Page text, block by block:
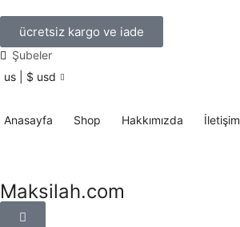
ücretsiz kargo ve iade
Şubeler
us | $ usd
Anasayfa Shop Hakkımızda İletişim
Maksilah.com